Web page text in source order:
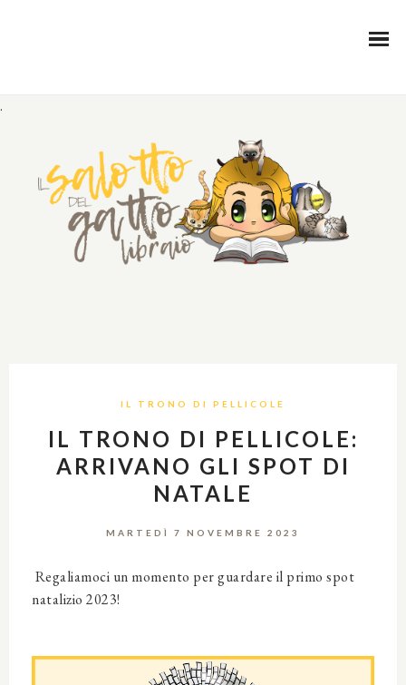
.
IL TRONO DI PELLICOLE
IL TRONO DI PELLICOLE:
ARRIVANO GLI SPOT DI
NATALE
MARTEDÌ 7 NOVEMBRE 2023
Regaliamoci un momento per guardare il primo spot
natalizio 2023!